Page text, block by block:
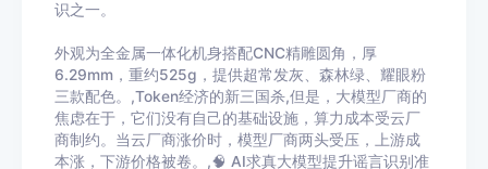
识之一。
外观为全金属一体化机身搭配CNC精雕圆角，厚
6.29mm，重约525g，提供超常发灰、森林绿、耀眼粉
三款配色。,Token经济的新三国杀,但是，大模型厂商的
焦虑在于，它们没有自己的基础设施，算力成本受云厂
商制约。当云厂商涨价时，模型厂商两头受压，上游成
本涨，下游价格被卷。,🧠 AI求真大模型提升谣言识别准